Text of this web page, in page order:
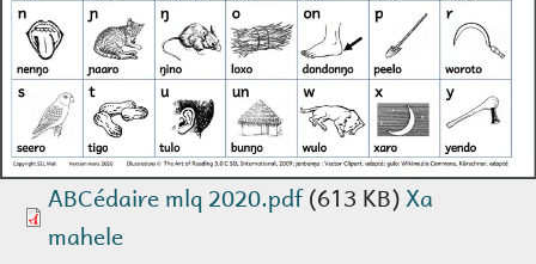
ABCédaire mlq 2020.pdf(613 KB) Xa
mahele